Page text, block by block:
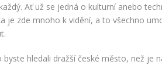
Ať už se jedná o kulturní anebo
je zde mnoho k vidění, a to všechno
hledali dražší české město, než je